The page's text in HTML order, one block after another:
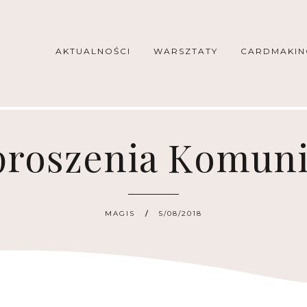
AKTUALNOŚCI WARSZTATY
MAGIS 5/08/2018